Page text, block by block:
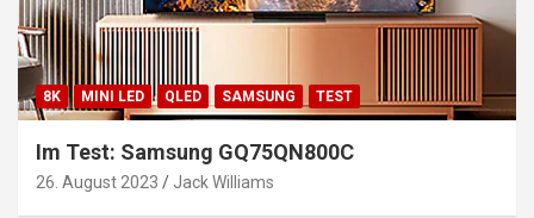
8K MINI LED QLED SAMSUNG TEST
Im Test: Samsung GQ75QN800C
26. August 2023 Jack Williams